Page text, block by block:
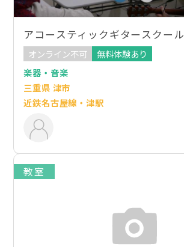
アコースティックギタースクール
オンライン不可
無料体験あり
楽器・音楽
三重県 津市
近鉄名古屋線・津駅
教室